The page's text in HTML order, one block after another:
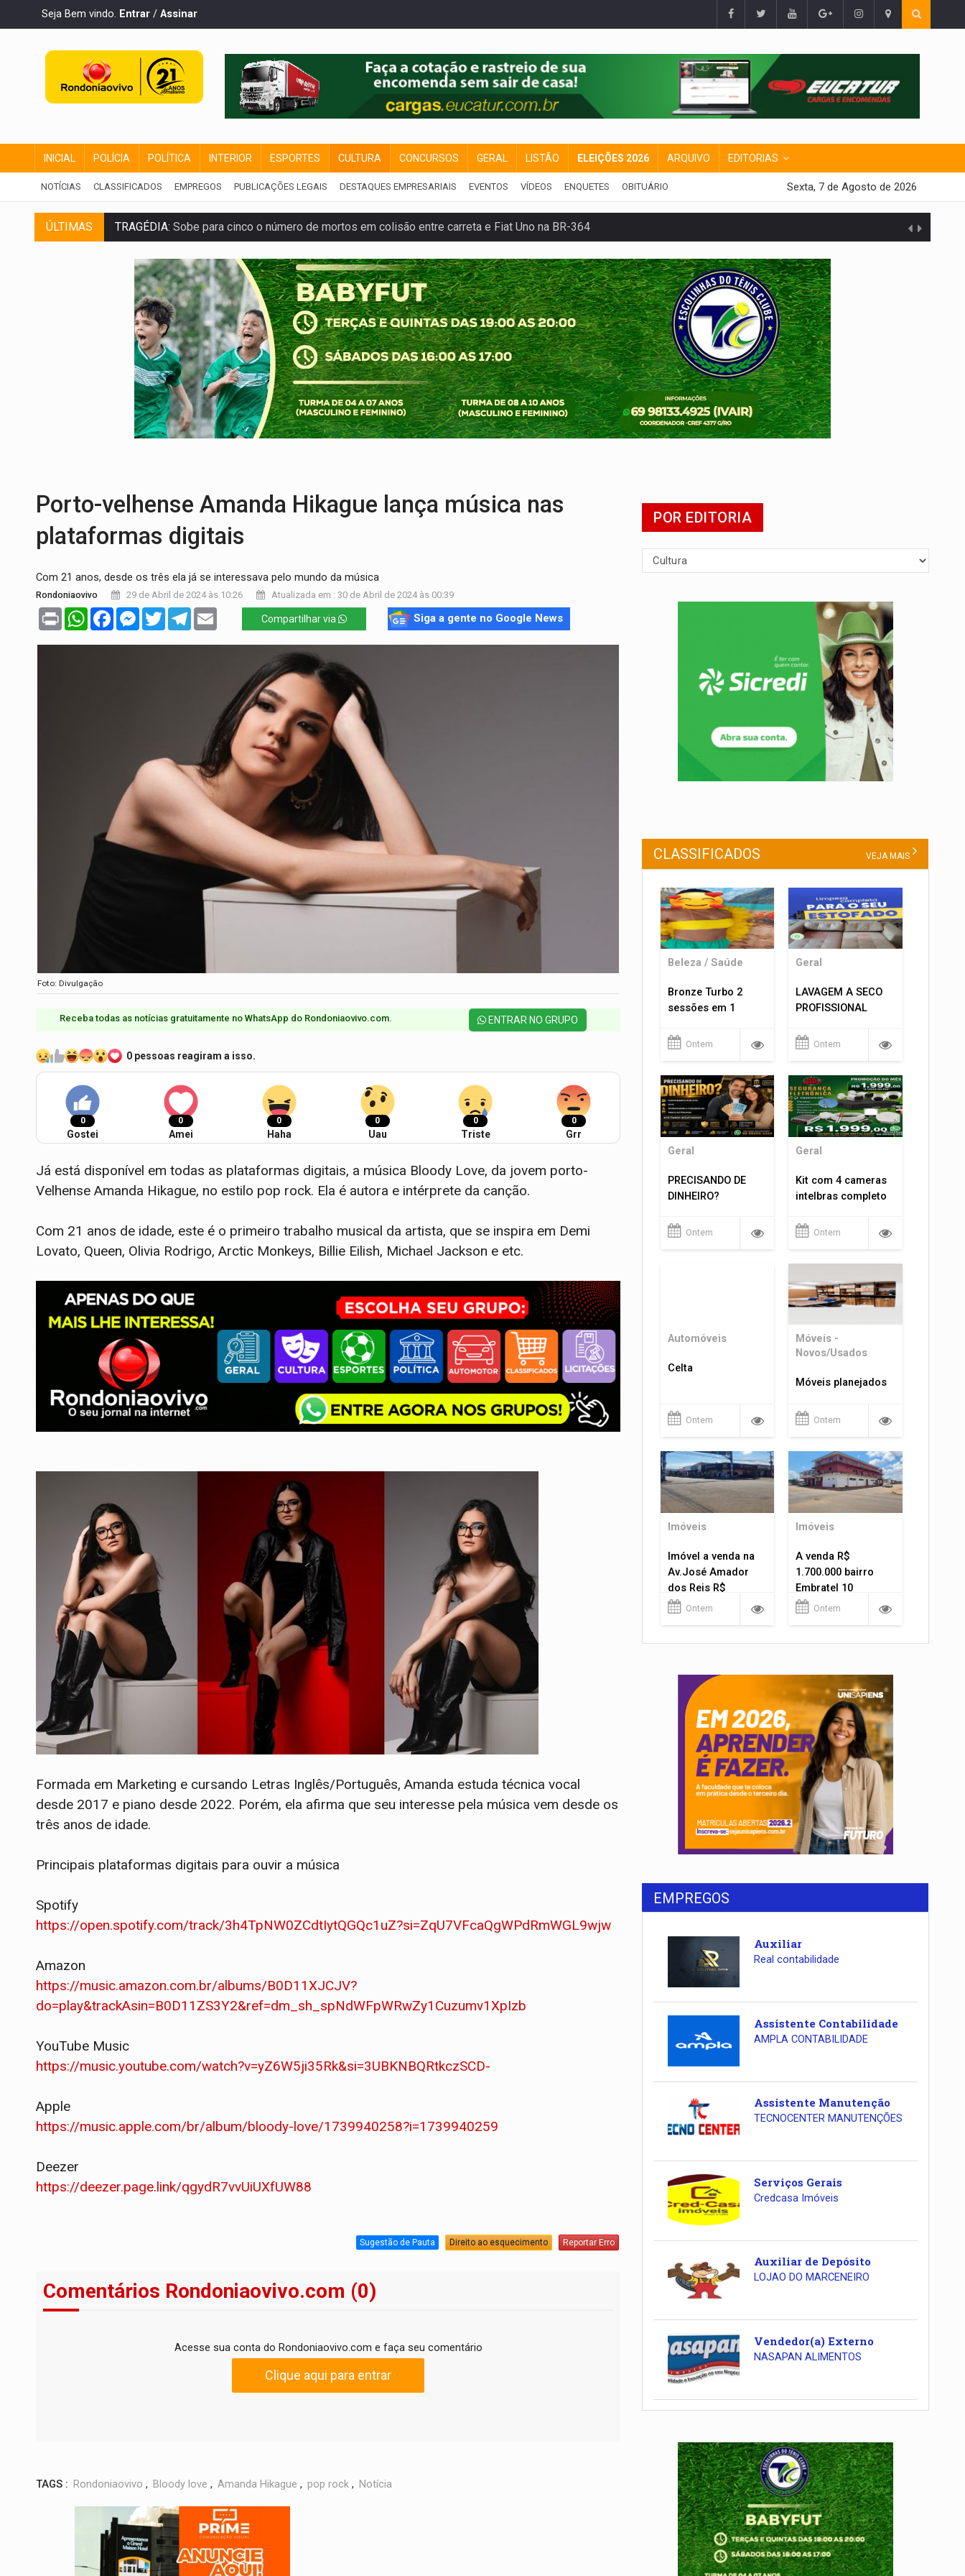
Seja Bem vindo. Entrar / Assinar
INICIAL POLÍCIA POLÍTICA INTERIOR ESPORTES CULTURA CONCURSOS GERAL LISTÃO ELEIÇÕES 2026 ARQUIVO EDITORIAS
NOTÍCIAS CLASSIFICADOS EMPREGOS PUBLICAÇÕES LEGAIS DESTAQUES EMPRESARIAIS EVENTOS VÍDEOS ENQUETES OBITUÁRIO Sexta, 7 de Agosto de 2026
ÚLTIMAS TRAGÉDIA: Sobe para cinco o número de mortos em colisão entre carreta e Fiat Uno na BR-364
TRANSPORTE DE ARROZ:MPF assegura cumprimento da legislação sobre transporte de cargas por empresa
DEEPFAKE:Sancionada lei contra violência sexual infantil na internet e via IA
COLEGIADO:Brasil e Rússia discutem energia nuclear, defesa e ciência em Brasília
URGENTE:Colisão entre caminhão e carro deixa quatro mortos e um em estado grave na BR
ENCONTRO:Amazônia Negra ganha projeção nacional com participação de Marcela Bonfim
PREVISÃO:Porto Velho tem chances de chuvas isoladas nesta sexta-feira (7)
SINDICATOS UNIDOS:Assembleia Geral delibera greve da educação municipal em Porto Velho
Porto-velhense Amanda Hikague lança música nas
plataformas digitais
Com 21 anos, desde os três ela já se interessava pelo mundo da música
Rondoniaovivo 29 de Abril de 2024 às 10:26 Atualizada em : 30 de Abril de 2024 às 00:39
Print WhatsAppFacebookMessenger
TwitterTelegram Compartilhar via Siga a gente no Google News
Foto: Divulgação
Receba todas as notícias gratuitamente no WhatsApp do Rondoniaovivo.com.​ ENTRAR NO GRUPO
0 pessoas reagiram a isso.
0
Gostei
0
Amei
0
Haha
0
Uau
0
Triste
0
Grr
Já está disponível em todas as plataformas digitais, a música Bloody Love, da jovem porto-
Velhense Amanda Hikague, no estilo pop rock. Ela é autora e intérprete da canção.
Com 21 anos de idade, este é o primeiro trabalho musical da artista, que se inspira em Demi
Lovato, Queen, Olivia Rodrigo, Arctic Monkeys, Billie Eilish, Michael Jackson e etc.
Formada em Marketing e cursando Letras Inglês/Português, Amanda estuda técnica vocal
desde 2017 e piano desde 2022. Porém, ela afirma que seu interesse pela música vem desde os
três anos de idade.
Principais plataformas digitais para ouvir a música
Spotify
https://open.spotify.com/track/3h4TpNW0ZCdtIytQGQc1uZ?si=ZqU7VFcaQgWPdRmWGL9wjw
Amazon
https://music.amazon.com.br/albums/B0D11XJCJV?
do=play&trackAsin=B0D11ZS3Y2&ref=dm_sh_spNdWFpWRwZy1Cuzumv1XpIzb
YouTube Music
https://music.youtube.com/watch?v=yZ6W5ji35Rk&si=3UBKNBQRtkczSCD-
Apple
https://music.apple.com/br/album/bloody-love/1739940258?i=1739940259
Deezer
https://deezer.page.link/qgydR7vvUiUXfUW88
Sugestão de Pauta Direito ao esquecimento Reportar Erro
Comentários Rondoniaovivo.com (0)
Acesse sua conta do Rondoniaovivo.com e faça seu comentário
Clique aqui para entrar
TAGS : Rondoniaovivo , Bloody love , Amanda Hikague , pop rock , Notícia
POR EDITORIA
CLASSIFICADOS VEJA MAIS
Beleza / Saúde
Bronze Turbo 2
sessões em 1
Ontem
Geral
LAVAGEM A SECO
PROFISSIONAL
Ontem
Geral
PRECISANDO DE
DINHEIRO?
Ontem
Geral
Kit com 4 cameras
intelbras completo
Ontem
Automóveis
Celta
Ontem
Móveis -
Novos/Usados
Móveis planejados
Ontem
Imóveis
Imóvel a venda na
Av.José Amador
dos Reis R$
1.400.000
Ontem
Imóveis
A venda R$
1.700.000 bairro
Embratel 10
apartamentos!
Ontem
EMPREGOS
Auxiliar
Real contabilidade
Assistente Contabilidade
AMPLA CONTABILIDADE
Assistente Manutenção
TECNOCENTER MANUTENÇÕES
Serviços Gerais
Credcasa Imóveis
Auxiliar de Depósito
LOJAO DO MARCENEIRO
Vendedor(a) Externo
NASAPAN ALIMENTOS